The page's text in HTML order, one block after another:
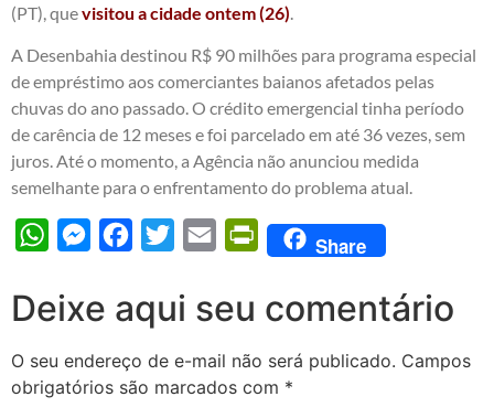
(PT), quevisitou a cidade ontem (26).
A Desenbahia destinou R$ 90 milhões para programa especial
de empréstimo aos comerciantes baianos afetados pelas
chuvas do ano passado. O crédito emergencial tinha período
de carência de 12 meses e foi parcelado em até 36 vezes, sem
juros. Até o momento, a Agência não anunciou medida
semelhante para o enfrentamento do problema atual.
WhatsAppMessengerFacebook
Twitter Email PrintFriendly
Share
Deixe aqui seu comentário
O seu endereço de e-mail não será publicado. Campos
obrigatórios são marcados com *